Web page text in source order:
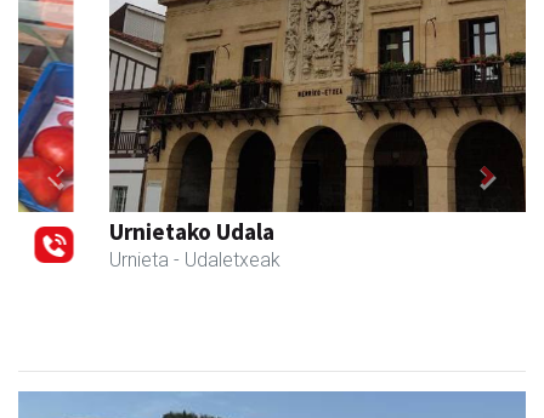
Urnietako Udala
Urnieta - Udaletxeak
Previous Next